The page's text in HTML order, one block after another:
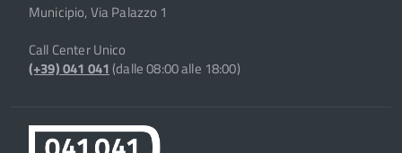
Municipio, Via Palazzo 1
Call Center Unico
(+39) 041 041(dalle 08:00 alle 18:00)